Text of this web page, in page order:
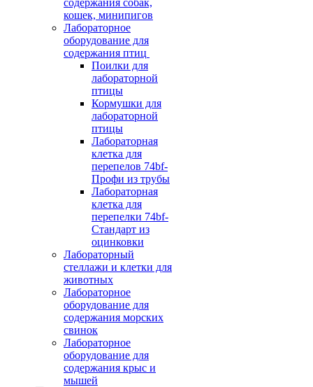
содержания собак,
кошек, минипигов
Лабораторное
оборудование для
содержания птиц
Поилки для
лабораторной
птицы
Кормушки для
лабораторной
птицы
Лабораторная
клетка для
перепелов 74bf-
Профи из трубы
Лабораторная
клетка для
перепелки 74bf-
Стандарт из
оцинковки
Лабораторный
стеллажи и клетки для
животных
Лабораторное
оборудование для
содержания морских
свинок
Лабораторное
оборудование для
содержания крыс и
мышей